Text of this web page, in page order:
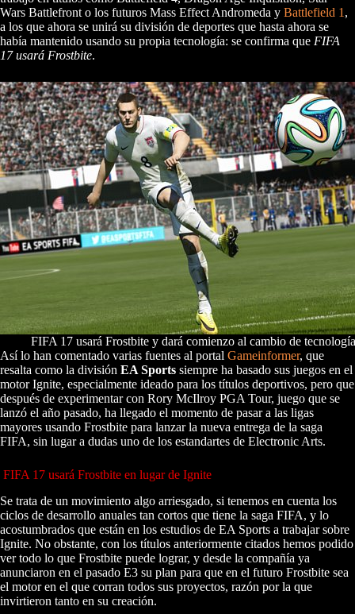
Wars Battlefront o los futuros Mass Effect Andromeda y Battlefield 1 ,
a los que ahora se unirá su división de deportes que hasta ahora se
había mantenido usando su propia tecnología: se confirma que FIFA
17 usará Frostbite.
FIFA 17 usará Frostbite y dará comienzo al cambio de
Así lo han comentado varias fuentes al portal Gameinformer, que
resalta como la división EA Sports siempre ha basado sus juegos en el
motor Ignite, especialmente ideado para los títulos deportivos, pero que
después de experimentar con Rory McIlroy PGA Tour, juego que se
lanzó el año pasado, ha llegado el momento de pasar a las ligas
mayores usando Frostbite para lanzar la nueva entrega de la saga
FIFA, sin lugar a dudas uno de los estandartes de Electronic Arts.
FIFA 17 usará Frostbite en lugar de Ignite
Se trata de un movimiento algo arriesgado, si tenemos en cuenta los
ciclos de desarrollo anuales tan cortos que tiene la saga FIFA, y lo
acostumbrados que están en los estudios de EA Sports a trabajar sobre
Ignite. No obstante, con los títulos anteriormente citados hemos podido
ver todo lo que Frostbite puede lograr, y desde la compañía ya
anunciaron en el pasado E3 su plan para que en el futuro Frostbite sea
el motor en el que corran todos sus proyectos, razón por la que
invirtieron tanto en su creación.